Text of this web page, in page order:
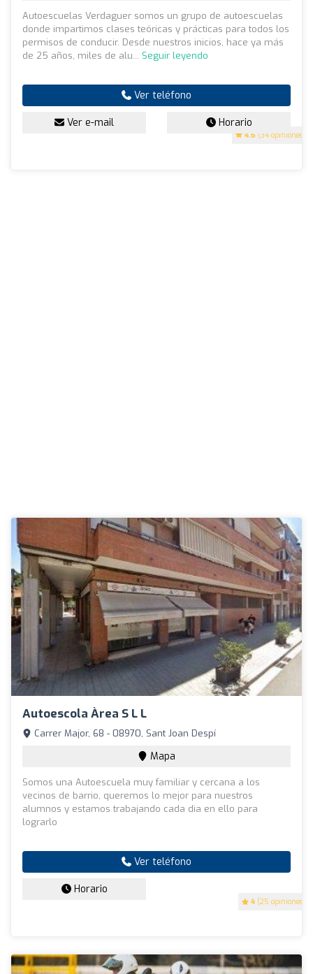
4.6 (34 opiniones)
Autoescuelas Verdaguer somos un grupo de autoescuelas
donde impartimos clases teóricas y prácticas para todos los
permisos de conducir. Desde nuestros inicios, hace ya más
de 25 años, miles de alu... Seguir leyendo
Ver teléfono
Ver e-mail Horario
Autoescola Àrea S L L
4 (25 opiniones)
Carrer Major, 68 - 08970, Sant Joan Despí
Mapa
Somos una Autoescuela muy familiar y cercana a los
vecinos de barrio, queremos lo mejor para nuestros
alumnos y estamos trabajando cada dia en ello para
lograrlo
Ver teléfono
Horario